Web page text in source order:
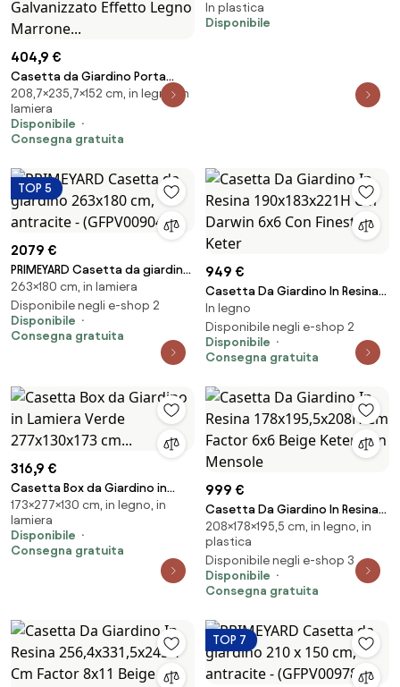
404,9 €
Casetta da Giardino Porta
Attrezzi 235,7x152x208,7 cm
con Pannelli in Acciaio
Galvanizzato Effetto Legno
Marrone...
208,7×235,7×152 cm, in legno, in
lamiera
Disponibile
Consegna gratuita
giardino porta attrezzi
In plastica
Disponibile
TOP 5
2079 €
PRIMEYARD Casetta da giardino
263x180 cm, antracite -
(GFPV00904)
263×180 cm, in lamiera
Disponibile negli e-shop 2
Disponibile
Consegna gratuita
949 €
Casetta Da Giardino In Resina
190x183x221H Cm Darwin 6x6
Con Finestre Keter
In legno
Disponibile negli e-shop 2
Disponibile
Consegna gratuita
316,9 €
Casetta Box da Giardino in
Lamiera Verde 277x130x173 cm...
173×277×130 cm, in legno, in
lamiera
Disponibile
Consegna gratuita
999 €
Casetta Da Giardino In Resina
178x195,5x208H Cm Factor 6x6
Beige Keter Con Mensole
208×178×195,5 cm, in legno, in
plastica
Disponibile negli e-shop 3
Disponibile
Consegna gratuita
TOP 7